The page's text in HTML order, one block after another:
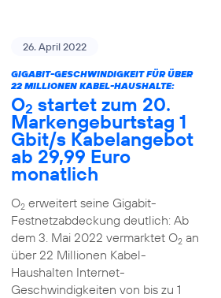
26. April 2022
GIGABIT-GESCHWINDIGKEIT FÜR ÜBER
22 MILLIONEN KABEL-HAUSHALTE:
O2 startet zum 20.
Markengeburtstag 1
Gbit/s Kabelangebot
ab 29,99 Euro
monatlich
O2erweitert seine Gigabit-
Festnetzabdeckung deutlich: Ab
dem 3. Mai 2022 vermarktet O2an
über 22 Millionen Kabel-
Haushalten Internet-
Geschwindigkeiten von bis zu 1